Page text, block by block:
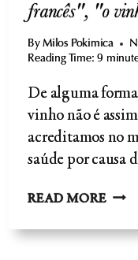
francês", "o
By Milos Pokimica
Reading Time: 9
De alguma
vinho não é
acreditamos no
saúde por causa
READ MORE